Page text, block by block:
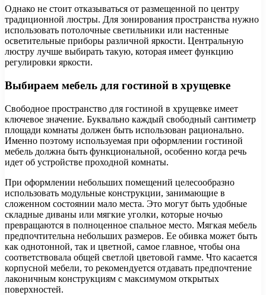
Однако не стоит отказываться от размещенной по центру
традиционной люстры. Для зонирования пространства нужно
использовать потолочные светильники или настенные
осветительные приборы различной яркости. Центральную
люстру лучше выбирать такую, которая имеет функцию
регулировки яркости.
Выбираем мебель для гостиной в хрущевке
Свободное пространство для гостиной в хрущевке имеет
ключевое значение. Буквально каждый свободный сантиметр
площади комнаты должен быть использован рационально.
Именно поэтому используемая при оформлении гостиной
мебель должна быть функциональной, особенно когда речь
идет об устройстве проходной комнаты.
При оформлении небольших помещений целесообразно
использовать модульные конструкции, занимающие в
сложенном состоянии мало места. Это могут быть удобные
складные диваны или мягкие уголки, которые ночью
превращаются в полноценное спальное место. Мягкая мебель
предпочтительна небольших размеров. Ее обивка может быть
как однотонной, так и цветной, самое главное, чтобы она
соответствовала общей светлой цветовой гамме. Что касается
корпусной мебели, то рекомендуется отдавать предпочтение
лаконичным конструкциям с максимумом открытых
поверхностей.